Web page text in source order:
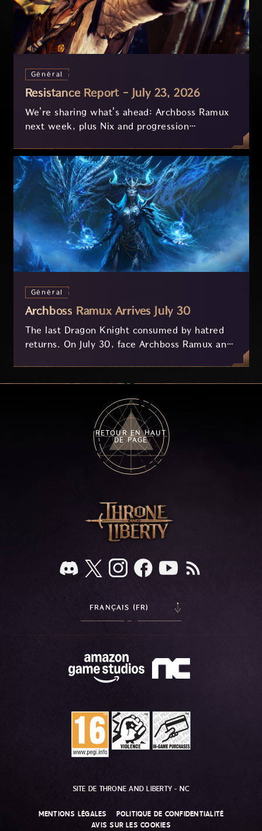
Général
Resistance Report - July 23, 2026
We're sharing what's ahead: Archboss Ramux
next week, plus Nix and progression
on your feedback.
Général
Archboss Ramux Arrives July 30
The last Dragon Knight consumed by hatred
returns. On July 30, face Archboss Ramux and
key combat mechanics, the Ballista, and the
new Archboss equipment that awaits.
RETOUR EN HAUT
DE PAGE
FRANÇAIS (FR)
SITE DE THRONE AND LIBERTY - NC
MENTIONS LÉGALES
POLITIQUE DE CONFIDENTIALITÉ
AVIS SUR LES COOKIES